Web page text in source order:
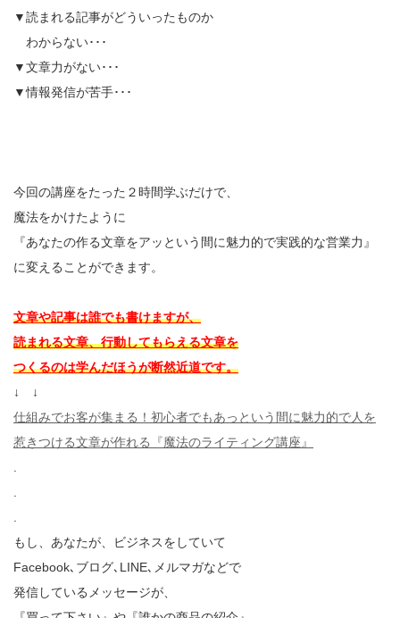
▼読まれる記事がどういったものか
わからない･･･
▼文章力がない･･･
▼情報発信が苦手･･･
今回の講座をたった２時間学ぶだけで、
魔法をかけたように
『あなたの作る文章をアッという間に魅力的で実践的な営業力』
に変えることができます。
文章や記事は誰でも書けますが、
読まれる文章、行動してもらえる文章を
つくるのは学んだほうが断然近道です。
↓ ↓
仕組みでお客が集まる！初心者でもあっという間に魅力的で人を
惹きつける文章が作れる『魔法のライティング講座』
もし、あなたが、ビジネスをしていて
Facebook､ブログ､LINE､メルマガなどで
発信しているメッセージが、